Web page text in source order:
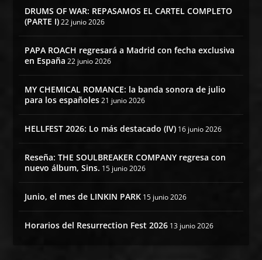
DRUMS OF WAR: REPASAMOS EL CARTEL COMPLETO
(PARTE I) 22 junio 2026
PAPA ROACH regresará a Madrid con fecha exclusiva
en España 22 junio 2026
MY CHEMICAL ROMANCE: la banda sonora de julio
para los españoles 21 junio 2026
HELLFEST 2026: Lo más destacado (IV) 16 junio 2026
Reseña: THE SOULBREAKER COMPANY regresa con
nuevo álbum, Sins. 15 junio 2026
Junio, el mes de LINKIN PARK 15 junio 2026
Horarios del Resurrection Fest 2026 13 junio 2026